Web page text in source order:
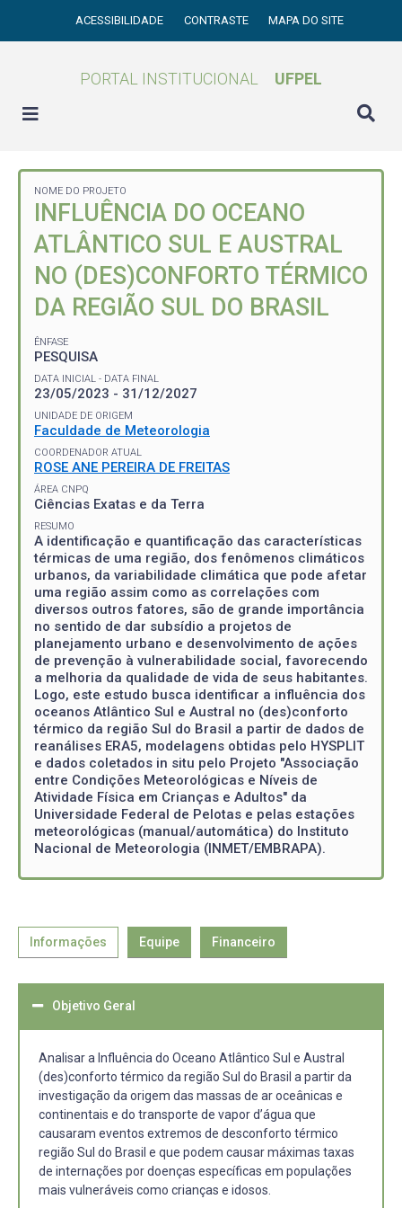
ACESSIBILIDADE CONTRASTE MAPA DO SITE
PORTAL INSTITUCIONAL UFPEL
NOME DO PROJETO
INFLUÊNCIA DO OCEANO
ATLÂNTICO SUL E AUSTRAL
NO (DES)CONFORTO TÉRMICO
DA REGIÃO SUL DO BRASIL
ÊNFASE
PESQUISA
DATA INICIAL - DATA FINAL
23/05/2023 - 31/12/2027
UNIDADE DE ORIGEM
Faculdade de Meteorologia
COORDENADOR ATUAL
ROSE ANE PEREIRA DE FREITAS
ÁREA CNPQ
Ciências Exatas e da Terra
RESUMO
A identificação e quantificação das características
térmicas de uma região, dos fenômenos climáticos
urbanos, da variabilidade climática que pode afetar
uma região assim como as correlações com
diversos outros fatores, são de grande importância
no sentido de dar subsídio a projetos de
planejamento urbano e desenvolvimento de ações
de prevenção à vulnerabilidade social, favorecendo
a melhoria da qualidade de vida de seus habitantes.
Logo, este estudo busca identificar a influência dos
oceanos Atlântico Sul e Austral no (des)conforto
térmico da região Sul do Brasil a partir de dados de
reanálises ERA5, modelagens obtidas pelo HYSPLIT
e dados coletados in situ pelo Projeto "Associação
entre Condições Meteorológicas e Níveis de
Atividade Física em Crianças e Adultos" da
Universidade Federal de Pelotas e pelas estações
meteorológicas (manual/automática) do Instituto
Nacional de Meteorologia (INMET/EMBRAPA).
Informações Equipe Financeiro
Objetivo Geral
Analisar a Influência do Oceano Atlântico Sul e Austral
(des)conforto térmico da região Sul do Brasil a partir da
investigação da origem das massas de ar oceânicas e
continentais e do transporte de vapor d’água que
causaram eventos extremos de desconforto térmico
região Sul do Brasil e que podem causar máximas taxas
de internações por doenças específicas em populações
mais vulneráveis como crianças e idosos.